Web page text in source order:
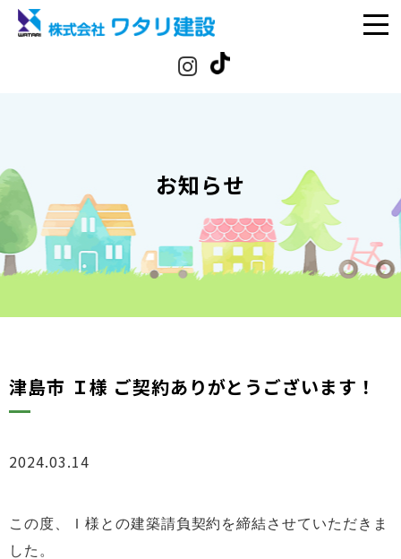
お知らせ
津島市 Ｉ様 ご契約ありがとうございます！
2024.03.14
この度、Ｉ 様との建築請負契約を締結させていただきま
した。